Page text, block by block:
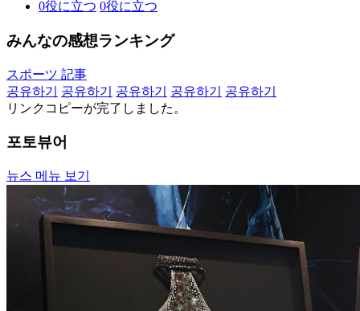
0役に立つ 0役に立つ
みんなの感想ランキング
スポーツ 記事
공유하기
공유하기 공유하기 공유하기
공유하기
リンクコピーが完了しました。
포토뷰어
뉴스 메뉴 보기